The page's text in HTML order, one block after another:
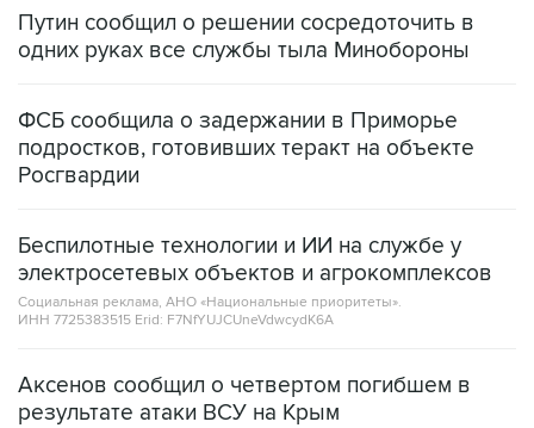
Путин сообщил о решении сосредоточить в
одних руках все службы тыла Минобороны
ФСБ сообщила о задержании в Приморье
подростков, готовивших теракт на объекте
Росгвардии
Беспилотные технологии и ИИ на службе у
электросетевых объектов и агрокомплексов
Социальная реклама, АНО «Национальные приоритеты».
ИНН 7725383515 Erid: F7NfYUJCUneVdwcydK6A
Аксенов сообщил о четвертом погибшем в
результате атаки ВСУ на Крым